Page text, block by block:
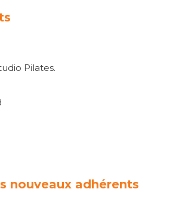
Pilates.
nouveaux adhérents